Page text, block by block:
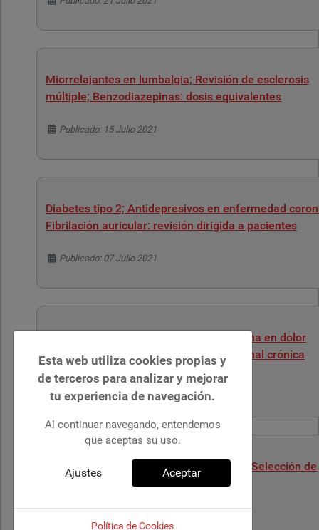
Miorrelajantes en lumbalgia; Revisión de esclerosis
múltiple; Benzodiazepinas: dosis equivalentes
Detalles
Publicado: 15 Julio 2021
Diabetes tipo 2; Antidepresivos en enfermedad
Fibrilación auricular: revisión dirigida a pacientes
Detalles
Publicado: 07 Julio 2021
Anticolinérgicos y demencia; Gabapentina en dolor
pélvico; Hipertensión en enfermedad renal crónica
Publicado: 30 Junio 2021
Uso de antipsicóticos; Heridas crónicas; Selección de
inhaladores.
Esta web utiliza cookies propias y
de terceros para analizar y mejorar
tu experiencia de navegación.
Al continuar navegando, entendemos
que aceptas su uso.
Ajustes Aceptar
Política de Cookies